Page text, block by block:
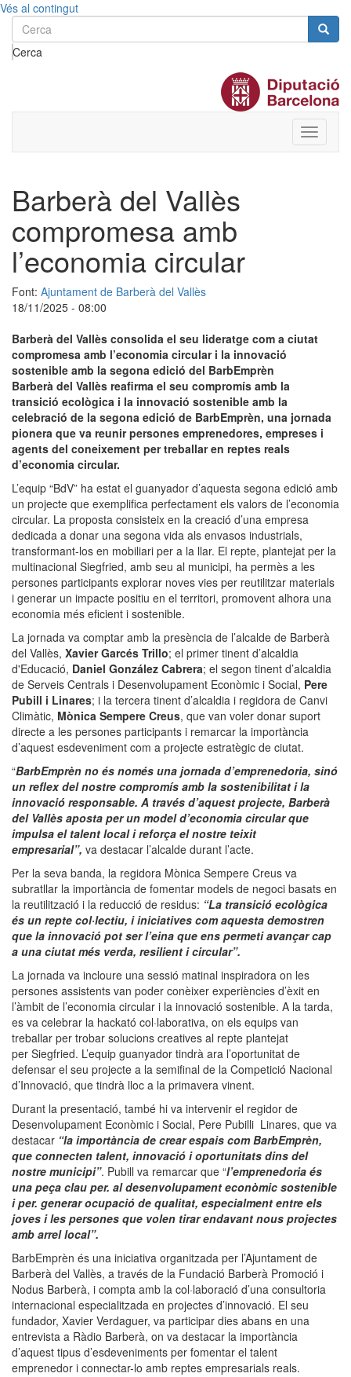
Vés al contingut
Cerca
Toggle
menu
Barberà del Vallès
compromesa amb
l’economia circular
Font: Ajuntament de Barberà del Vallès
18/11/2025 - 08:00
Barberà del Vallès consolida el seu lideratge com a ciutat
compromesa amb l’economia circular i la innovació
sostenible amb la segona edició del BarbEmprèn
Barberà del Vallès reafirma el seu compromís amb la
transició ecològica i la innovació sostenible amb la
celebració de la segona edició de BarbEmprèn, una jornada
pionera que va reunir persones emprenedores, empreses i
agents del coneixement per treballar en reptes reals
d’economia circular.
L’equip “BdV” ha estat el guanyador d’aquesta segona edició amb
un projecte que exemplifica perfectament els valors de l’economia
circular. La proposta consisteix en la creació d’una empresa
dedicada a donar una segona vida als envasos industrials,
transformant-los en mobiliari per a la llar. El repte, plantejat per la
multinacional Siegfried, amb seu al municipi, ha permès a les
persones participants explorar noves vies per reutilitzar materials
i generar un impacte positiu en el territori, promovent alhora una
economia més eficient i sostenible.
La jornada va comptar amb la presència de l’alcalde de Barberà
del Vallès, Xavier Garcés Trillo; el primer tinent d’alcaldia
d'Educació, Daniel González Cabrera; el segon tinent d’alcaldia
de Serveis Centrals i Desenvolupament Econòmic i Social, Pere
Pubill i Linares; i la tercera tinent d’alcaldia i regidora de Canvi
Climàtic, Mònica Sempere Creus, que van voler donar suport
directe a les persones participants i remarcar la importància
d’aquest esdeveniment com a projecte estratègic de ciutat.
“BarbEmprèn no és només una jornada d’emprenedoria, sinó
un reflex del nostre compromís amb la sostenibilitat i la
innovació responsable. A través d’aquest projecte, Barberà
del Vallès aposta per un model d’economia circular que
impulsa el talent local i reforça el nostre teixit
empresarial”, va destacar l’alcalde durant l’acte.
Per la seva banda, la regidora Mònica Sempere Creus va
subratllar la importància de fomentar models de negoci basats en
la reutilització i la reducció de residus: “La transició ecològica
és un repte col·lectiu, i iniciatives com aquesta demostren
que la innovació pot ser l’eina que ens permeti avançar cap
a una ciutat més verda, resilient i circular”.
La jornada va incloure una sessió matinal inspiradora on les
persones assistents van poder conèixer experiències d’èxit en
l’àmbit de l’economia circular i la innovació sostenible. A la tarda,
es va celebrar la hackató col·laborativa, on els equips van
treballar per trobar solucions creatives al repte plantejat
per Siegfried. L’equip guanyador tindrà ara l’oportunitat de
defensar el seu projecte a la semifinal de la Competició Nacional
d’Innovació, que tindrà lloc a la primavera vinent.
Durant la presentació, també hi va intervenir el regidor de
Desenvolupament Econòmic i Social, Pere Pubilli Linares, que va
destacar “la importància de crear espais com BarbEmprèn,
que connecten talent, innovació i oportunitats dins del
nostre municipi”. Pubill va remarcar que “l’emprenedoria és
una peça clau per. al desenvolupament econòmic sostenible
i per. generar ocupació de qualitat, especialment entre els
joves i les persones que volen tirar endavant nous projectes
amb arrel local”.
BarbEmprèn és una iniciativa organitzada per l’Ajuntament de
Barberà del Vallès, a través de la Fundació Barberà Promoció i
Nodus Barberà, i compta amb la col·laboració d’una consultoria
internacional especialitzada en projectes d’innovació. El seu
fundador, Xavier Verdaguer, va participar dies abans en una
entrevista a Ràdio Barberà, on va destacar la importància
d’aquest tipus d’esdeveniments per fomentar el talent
emprenedor i connectar-lo amb reptes empresarials reals.